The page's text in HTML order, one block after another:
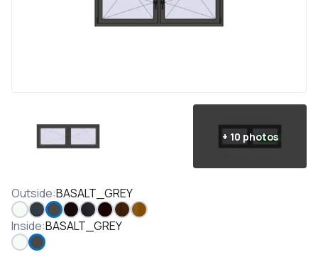
+ 10 photos
Outside:BASALT_GREY
Inside:BASALT_GREY